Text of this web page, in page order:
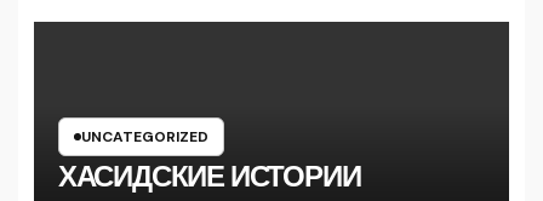
UNCATEGORIZED
ХАСИДСКИЕ ИСТОРИИ